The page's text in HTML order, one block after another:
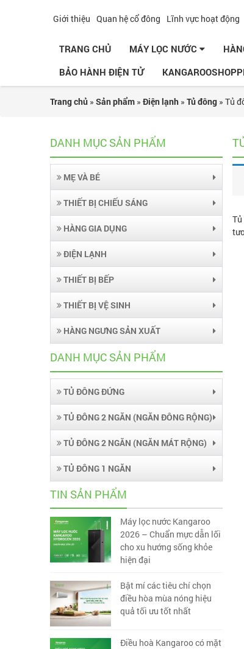
Giới thiệu Quan hệ cổ đông Lĩnh vực hoạt động
TRANG CHỦ MÁY LỌC NƯỚC
BẢO HÀNH ĐIỆN TỬ
Trang chủ »Sản phẩm »Điện lạnh »Tủ đông »Tủ
DANH MỤC SẢN PHẨM
MẸ VÀ BÉ
THIẾT BỊ CHIẾU SÁNG
HÀNG GIA DỤNG
ĐIỆN LẠNH
THIẾT BỊ BẾP
THIẾT BỊ VỆ SINH
HÀNG NGƯNG SẢN XUẤT
DANH MỤC SẢN PHẨM
TỦ ĐÔNG ĐỨNG
TỦ ĐÔNG 2 NGĂN (NGĂN ĐÔNG RỘNG)
TỦ ĐÔNG 2 NGĂN (NGĂN MÁT RỘNG)
TỦ ĐÔNG 1 NGĂN
TIN SẢN PHẨM
Máy lọc nước Kangaroo
2026 – Chuẩn mực dẫn lối
cho xu hướng sống khỏe
hiện đại
Bật mí các tiêu chí chọn
điều hòa mùa nóng hiệu
quả tối ưu tốt nhất
Điều hoà Kangaroo có mặt